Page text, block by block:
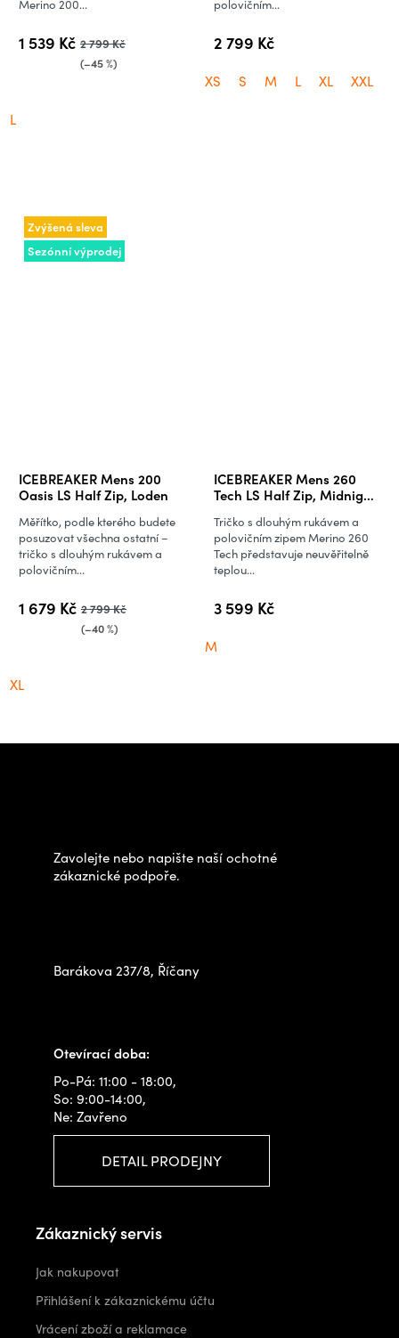
1 539 Kč 2 799 Kč
(–45 %)
Merino 200...
L
2 799 Kč
polovičním...
XS S M L XL XXL
Zvýšená sleva
Sezónní výprodej
ICEBREAKER Mens 200
Oasis LS Half Zip, Loden
1 679 Kč 2 799 Kč
(–40 %)
Měřítko, podle kterého budete
posuzovat všechna ostatní –
tričko s dlouhým rukávem a
polovičním...
XL
ICEBREAKER Mens 260
Tech LS Half Zip, Midnight
3 599 Kč
Tričko s dlouhým rukávem a
polovičním zipem Merino 260
Tech představuje neuvěřitelně
teplou...
M
Z
Zavolejte nebo napište naší ochotné
zákaznické podpoře.
Barákova 237/8, Říčany
Otevírací doba:
Po-Pá: 11:00 - 18:00,
So: 9:00-14:00,
Ne: Zavřeno
DETAIL PRODEJNY
Zákaznický servis
Jak nakupovat
Přihlášení k zákaznickému účtu
Vrácení zboží a reklamace